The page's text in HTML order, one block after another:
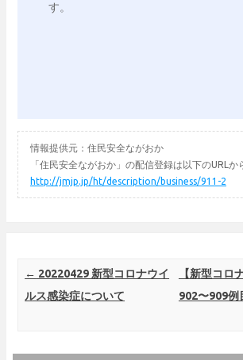
す。
情報提供元：住民安全ながおか
「住民安全ながおか」の配信登録は以下のURLか
http://jmjp.jp/ht/description/business/911-2
Post navigation
← 20220429 新型コロナウイ
ルス感染症について
【新型コロ
902〜909例